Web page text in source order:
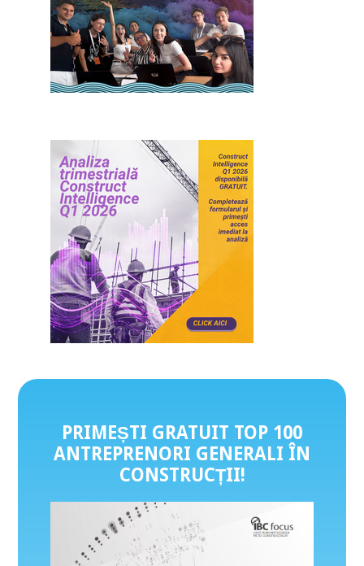
PRIMEȘTI GRATUIT TOP 100
ANTREPRENORI GENERALI ÎN
CONSTRUCȚII!